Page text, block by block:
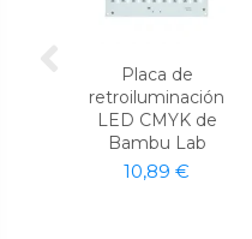
Placa de
retroiluminación
LED CMYK de
Bambu Lab
10,89 €